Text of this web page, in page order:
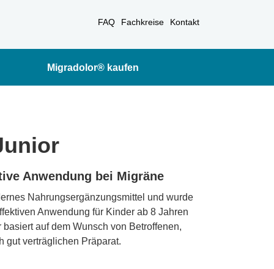
FAQ Fachkreise Kontakt
Migradolor® kaufen
Anwendung bei Migräne
Nahrungsergänzungsmittel und wurde
Anwendung für Kinder ab 8 Jahren
auf dem Wunsch von Betroffenen,
gut verträglichen Präparat.